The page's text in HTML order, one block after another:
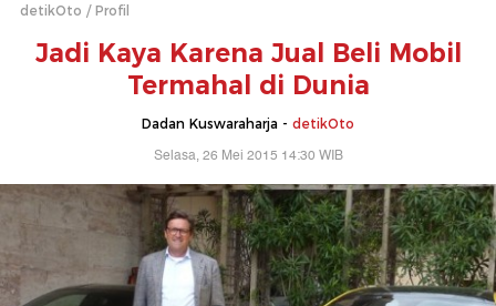
detikOto Profil
Jadi Kaya Karena Jual Beli Mobil
Termahal di Dunia
Dadan Kuswaraharja - detikOto
Selasa, 26 Mei 2015 14:30 WIB